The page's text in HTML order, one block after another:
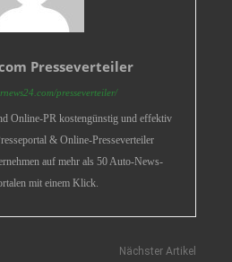
Presseverteiler
presseverteiler/
Online-PR kostengünstig und effektiv
& Online-Presseverteiler
auf mehr als 50 Auto-News-
mit einem Klick.
Nächster Artikel